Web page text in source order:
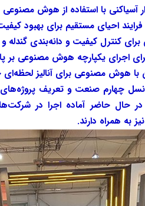
آسیاکنی با استفاده از هوش مصنوعی
فرایند احیای مستقیم برای بهبود
برای کنترل کیفیت و دانه‌بندی
اجرای یکپارچه هوش مصنوعی بر
هوش مصنوعی برای آنالیز لحظه‌ای
چهارم صنعت و تعریف پروژه‌های
در حال حاضر آماده اجرا در
به همراه دارند.